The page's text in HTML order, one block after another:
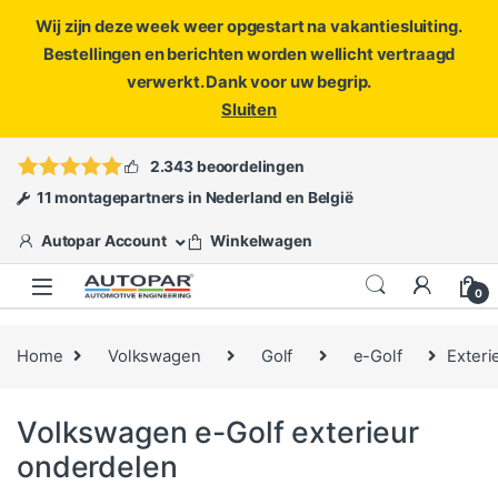
Wij zijn deze week weer opgestart na vakantiesluiting.
Bestellingen en berichten worden wellicht vertraagd
verwerkt. Dank voor uw begrip.
Sluiten
ofopen een ticket
2.343 beoordelingen
11 montagepartners in Nederland en België
Autopar Account Winkelwagen
0
Home Volkswagen Golf e-Golf
Volkswagen e-Golf exterieur
onderdelen